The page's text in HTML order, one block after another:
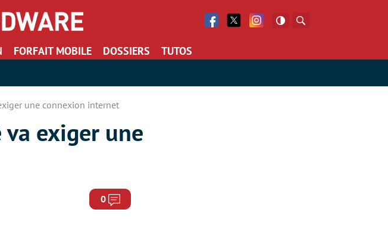
Facebook
Twitter Facebook
FORFAIT MOBILE DOSSIERS TUTOS
une connexion internet
exiger une
0 Commentaires